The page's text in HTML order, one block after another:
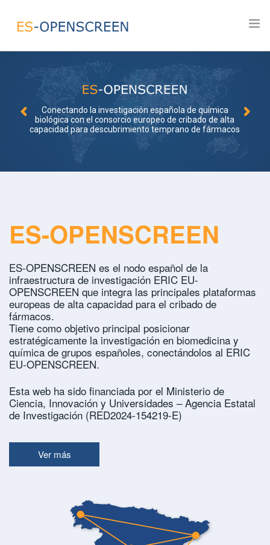
Inicio
Sobre el nodo
Quimioteca
Convocatorias y Proyectos
Login
Conectando la investigación española de química
biológica con el consorcio europeo de cribado de alta
capacidad para descubrimiento temprano de fármacos
ES-OPENSCREEN
ES-OPENSCREEN es el nodo español de la
infraestructura de investigación ERIC EU-
OPENSCREEN que integra las principales plataformas
europeas de alta capacidad para el cribado de
fármacos.
Tiene como objetivo principal posicionar
estratégicamente la investigación en biomedicina y
química de grupos españoles, conectándolos al ERIC
EU-OPENSCREEN.
Esta web ha sido financiada por el Ministerio de
Ciencia, Innovación y Universidades – Agencia Estatal
de Investigación (RED2024-154219-E)
Ver más